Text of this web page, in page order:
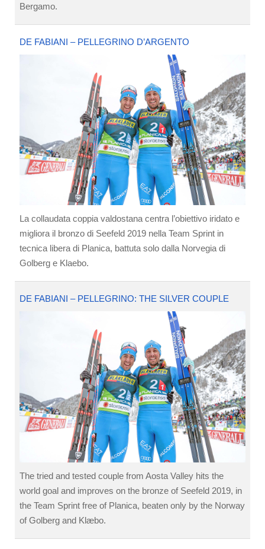
Bergamo.
DE FABIANI – PELLEGRINO D’ARGENTO
La collaudata coppia valdostana centra l’obiettivo iridato e
migliora il bronzo di Seefeld 2019 nella Team Sprint in
tecnica libera di Planica, battuta solo dalla Norvegia di
Golberg e Klaebo.
DE FABIANI – PELLEGRINO: THE SILVER COUPLE
The tried and tested couple from Aosta Valley hits the
world goal and improves on the bronze of Seefeld 2019, in
the Team Sprint free of Planica, beaten only by the Norway
of Golberg and Klæbo.